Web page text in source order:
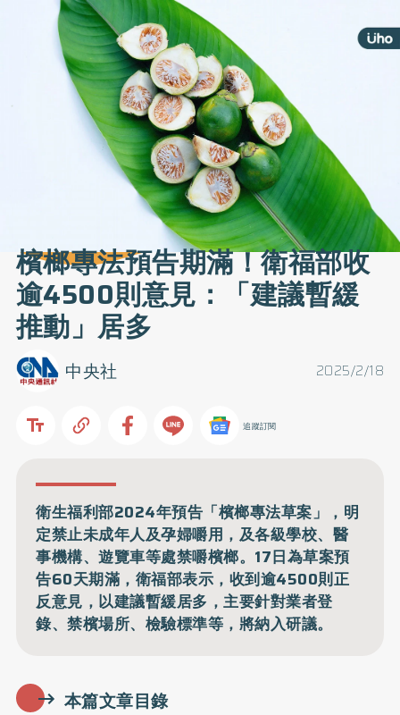
檳榔專法預告期滿！衛福部收
逾4500則意見：「建議暫緩
推動」居多
2025/2/18
中央社
追蹤訂閱
衛生福利部2024年預告「檳榔專法草案」，明
定禁止未成年人及孕婦嚼用，及各級學校、醫
事機構、遊覽車等處禁嚼檳榔。17日為草案預
告60天期滿，衛福部表示，收到逾4500則正
反意見，以建議暫緩居多，主要針對業者登
錄、禁檳場所、檢驗標準等，將納入研議。
本篇文章目錄